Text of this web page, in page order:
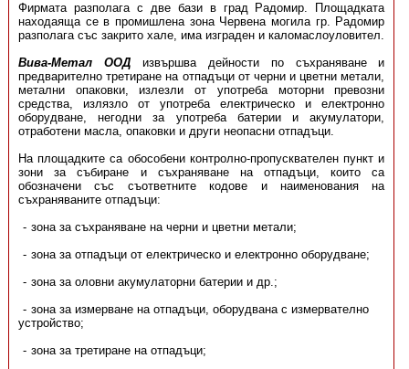
Фирмата разполага с две бази в град Радомир. Площадката
находаяща се в промишлена зона Червена могила гр. Радомир
разполага със закрито хале, има изграден и каломаслоуловител.
Вива-Метал ООДизвършва дейности по съхраняване и
предварително третиране на отпадъци от черни и цветни метали,
метални опаковки, излезли от употреба моторни превозни
средства, излязло от употреба електрическо и електронно
оборудване, негодни за употреба батерии и акумулатори,
отработени масла, опаковки и други неопасни отпадъци.
На площадките са обособени контролно-пропусквателен пункт и
зони за събиране и съхраняване на отпадъци, които са
обозначени със съответните кодове и наименования на
съхраняваните отпадъци:
зона за съхраняване на черни и цветни метали;
зона за отпадъци от електрическо и електронно оборудване;
зона за оловни акумулаторни батерии и др.;
зона за измерване на отпадъци, оборудвана с измервателно
устройство;
зона за третиране на отпадъци;